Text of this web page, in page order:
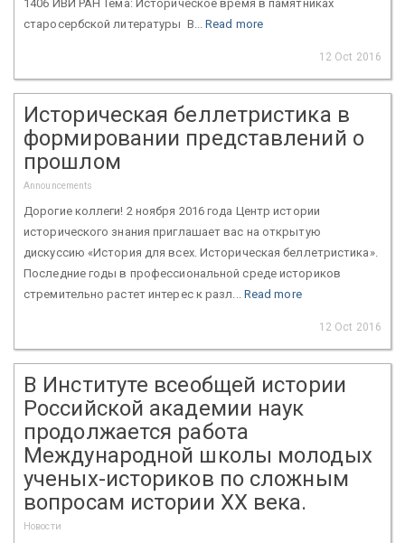
1406 ИВИ РАН Тема: Историческое время в памятниках
старосербской литературы В...Read more
12 Oct 2016
Историческая беллетристика в
формировании представлений о
прошлом
Announcements
Дорогие коллеги! 2 ноября 2016 года Центр истории
исторического знания приглашает вас на открытую
дискуссию «История для всех. Историческая беллетристика».
Последние годы в профессиональной среде историков
стремительно растет интерес к разл... Read more
12 Oct 2016
В Институте всеобщей истории
Российской академии наук
продолжается работа
Международной школы молодых
ученых-историков по сложным
вопросам истории XX века.
Новости